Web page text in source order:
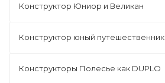
Конструктор Юниор и Великан
Конструктор юный путешественник
Конструкторы Полесье как DUPLO